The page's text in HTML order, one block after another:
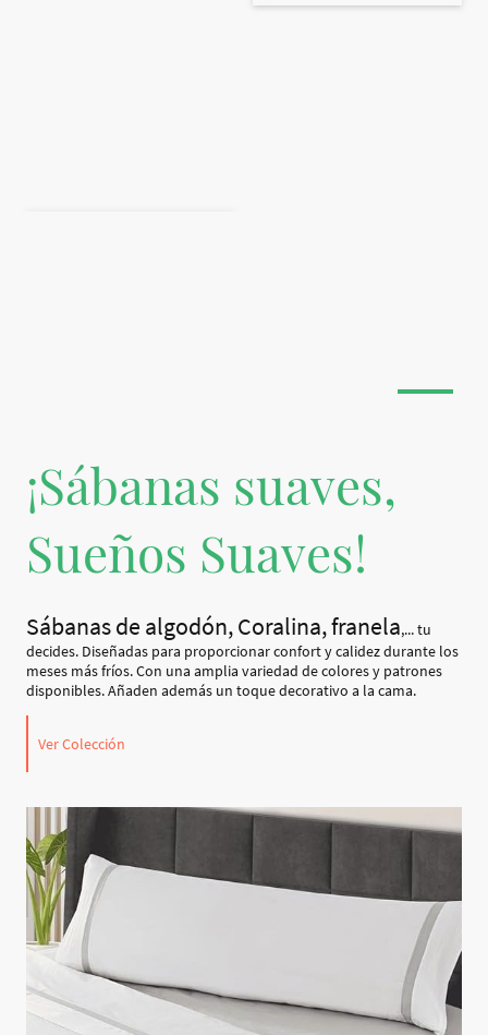
¡Sábanas suaves,
Sueños Suaves!
Sábanas de algodón, Coralina, franela,... tu
decides. Diseñadas para proporcionar confort y calidez durante los
meses más fríos. Con una amplia variedad de colores y patrones
disponibles. Añaden además un toque decorativo a la cama.
Ver Colección